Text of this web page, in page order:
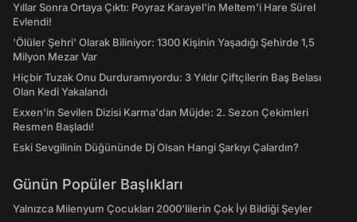
Yıllar Sonra Ortaya Çıktı: Poyraz Karayel'in Meltem'i Hare Sürel
Evlendi!
'Ölüler Şehri' Olarak Biliniyor: 1300 Kişinin Yaşadığı Şehirde 1,5
Milyon Mezar Var
Hiçbir Tuzak Onu Durduramıyordu: 3 Yıldır Çiftçilerin Baş Belası
Olan Kedi Yakalandı
Exxen'in Sevilen Dizisi Karma'dan Müjde: 2. Sezon Çekimleri
Resmen Başladı!
Eski Sevgilinin Düğününde Dj Olsan Hangi Şarkıyı Çalardın?
Günün Popüler Başlıkları
Yalnızca Milenyum Çocukları 2000'lilerin Çok İyi Bildiği Şeyler